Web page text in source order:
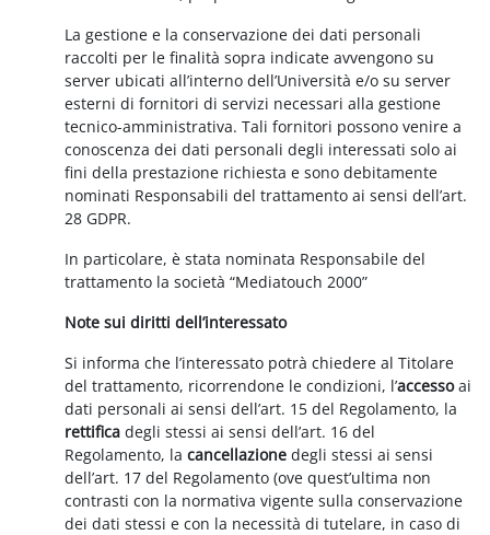
La gestione e la conservazione dei dati personali
raccolti per le finalità sopra indicate avvengono su
server ubicati all’interno dell’Università e/o su server
esterni di fornitori di servizi necessari alla gestione
tecnico-amministrativa. Tali fornitori possono venire a
conoscenza dei dati personali degli interessati solo ai
fini della prestazione richiesta e sono debitamente
nominati Responsabili del trattamento ai sensi dell’art.
28 GDPR.
In particolare, è stata nominata Responsabile del
trattamento la società “Mediatouch 2000”
Note sui diritti dell’interessato
Si informa che l’interessato potrà chiedere al Titolare
del trattamento, ricorrendone le condizioni, l’accessoai
dati personali ai sensi dell’art. 15 del Regolamento, la
rettificadegli stessi ai sensi dell’art. 16 del
Regolamento, lacancellazione degli stessi ai sensi
dell’art. 17 del Regolamento (ove quest’ultima non
contrasti con la normativa vigente sulla conservazione
dei dati stessi e con la necessità di tutelare, in caso di